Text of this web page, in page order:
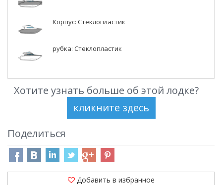
Корпус: Стеклопластик
рубка: Стеклопластик
Хотите узнать больше об этой лодке?
Поделиться
Добавить в избранное